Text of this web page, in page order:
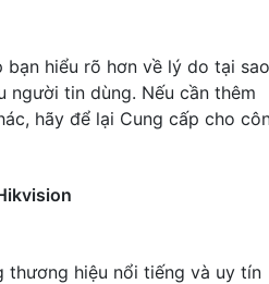
hiểu rõ hơn về lý do tại sao
người tin dùng. Nếu cần thêm
hãy để lại Cung cấp cho
hiệu nổi tiếng và uy tín